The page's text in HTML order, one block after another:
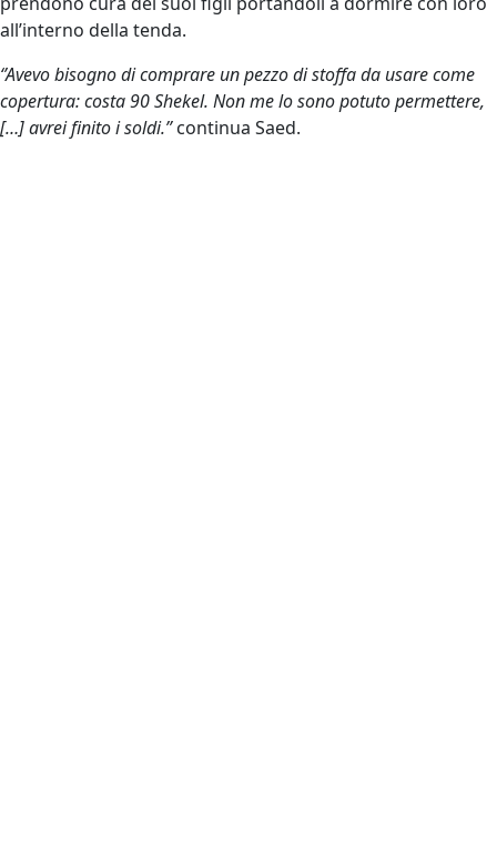
all’interno della tenda.
‘’Avevo bisogno di comprare un pezzo di stoffa da usare come
copertura: costa 90 Shekel. Non me lo sono potuto permettere,
[…] avrei finito i soldi.”continua Saed.